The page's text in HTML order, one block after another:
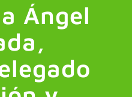
Ángel